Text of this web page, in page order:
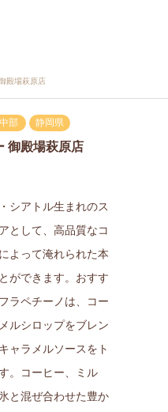
殿場萩原店
中部 静岡県
御殿場萩原店
シアトル生まれのス
として、高品質なコ
よって淹れられた本
ができます。おすす
ラペチーノは、コー
ルシロップをブレン
ャラメルソースをト
。コーヒー、ミル
と混ぜ合わせた豊か